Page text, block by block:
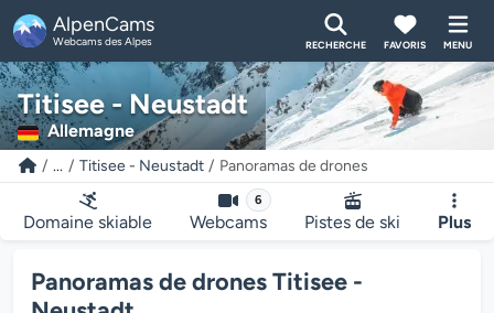
AlpenCams
Webcams des Alpes RECHERCHE FAVORIS MENU
Titisee - Neustadt
Allemagne
... Titisee - Neustadt Panoramas de drones
Domaine skiable
6
Webcams Pistes de ski Plus
Panoramas de drones Titisee -